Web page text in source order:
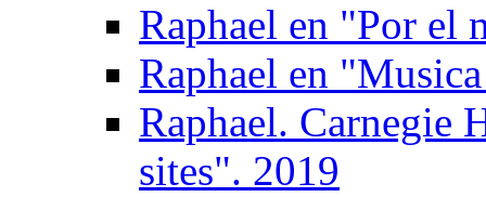
Raphael en "Por el
Raphael en
Raphael. Carnegie
sites". 2019